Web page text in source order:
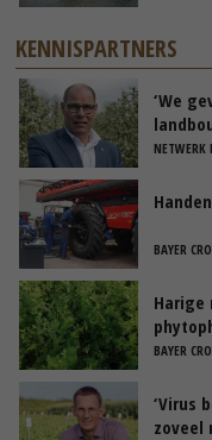
KENNISPARTNERS
‘We
NETWERK
BAYER
Harige
BAYER
‘Virus
zoveel